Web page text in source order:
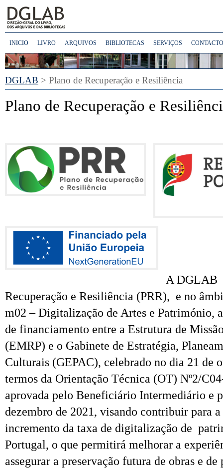
INICIO LIVRO ARQUIVOS BIBLIOTECAS SERVIÇOS
DGLAB > Plano de Recuperação e Resiliência
Plano de Recuperação e
A DGLAB
Recuperação e Resiliência (PRR), e no
m02 – Digitalização de Artes e Património,
de financiamento entre a Estrutura de
(EMRP) e o Gabinete de Estratégia,
Culturais (GEPAC), celebrado no dia 21 de
termos da Orientação Técnica (OT) Nº2/
aprovada pelo Beneficiário Intermediário e
dezembro de 2021, visando contribuir para
incremento da taxa de digitalização de
Portugal, o que permitirá melhorar a
assegurar a preservação futura de obras e